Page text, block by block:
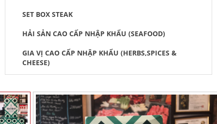
SET BOX STEAK
HẢI SẢN CAO CẤP NHẬP KHẨU (SEAFOOD)
GIA VỊ CAO CẤP NHẬP KHẨU (HERBS,SPICES &
CHEESE)